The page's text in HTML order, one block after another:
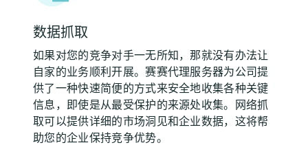
数据抓取
如果对您的竞争对手一无所知，那就没有办法让
自家的业务顺利开展。赛赛代理服务器为公司提
供了一种快速简便的方式来安全地收集各种关键
信息，即使是从最受保护的来源处收集。网络抓
取可以提供详细的市场洞见和企业数据，这将帮
助您的企业保持竞争优势。